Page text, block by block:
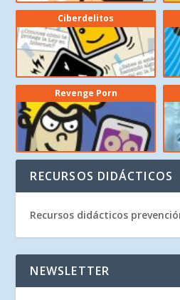
Ciberdelitos
Revenge Porn
RECURSOS DIDÁCTICOS
Recursos didácticos
NEWSLETTER